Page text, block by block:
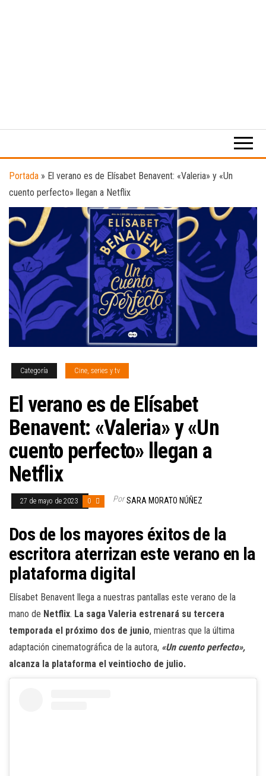
digital
el
música.
Portada » El verano es de Elísabet Benavent: «Valeria» y «Un
cuento perfecto» llegan a Netflix
Categoría Cine, series y tv
El verano es de Elísabet
Benavent: «Valeria» y «Un
cuento perfecto» llegan a
Netflix
27 de mayo de 2023 0 Por SARA MORATO NÚÑEZ
Dos de los mayores éxitos de la
escritora aterrizan este verano en la
plataforma digital
Elísabet Benavent llega a nuestras pantallas este verano de la
mano de Netflix. La saga Valeria estrenará su tercera
temporada el próximo dos de junio, mientras que la última
adaptación cinematográfica de la autora, «Un cuento perfecto»,
alcanza la plataforma el veintiocho de julio.